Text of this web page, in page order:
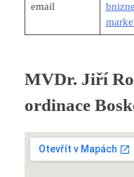
email
MVDr. Jiří
ordinace